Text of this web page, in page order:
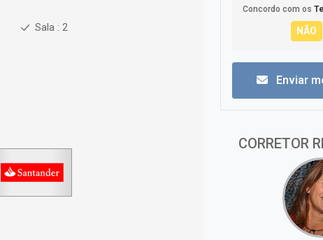
Sala : 2
Concordo com os
Enviar
CORRETOR